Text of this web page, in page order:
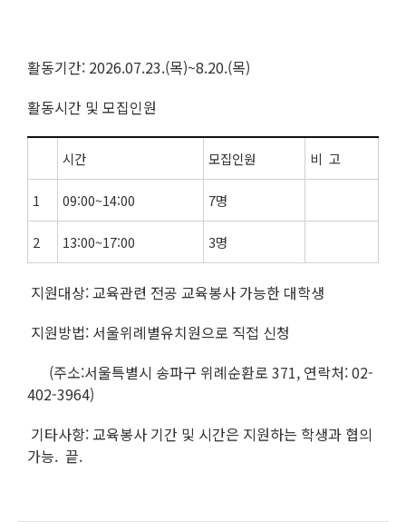
활동기간: 2026.07.23.(목)~8.20.(목)
활동시간 및 모집인원
시간 모집인원 비 고
1 09:00~14:00 7명
2 13:00~17:00 3명
지원대상: 교육관련 전공 교육봉사 가능한 대학생
지원방법: 서울위례별유치원으로 직접 신청
(주소:서울특별시 송파구 위례순환로 371, 연락처: 02-
402-3964)
기타사항: 교육봉사 기간 및 시간은 지원하는 학생과 협의
가능. 끝.